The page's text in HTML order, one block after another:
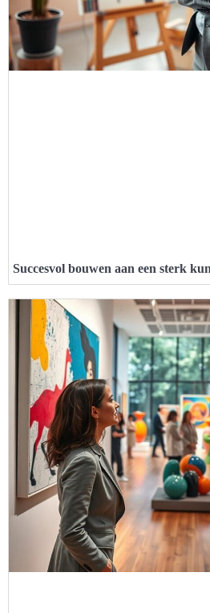
Succesvol bouwen aan een sterk